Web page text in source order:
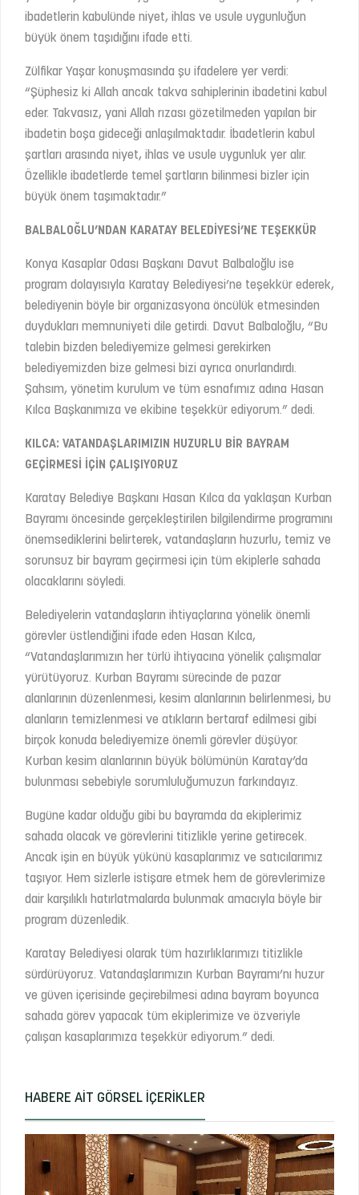
ibadetlerin kabulünde niyet, ihlas ve usule uygunluğun
büyük önem taşıdığını ifade etti.
Zülfikar Yaşar konuşmasında şu ifadelere yer verdi:
“Şüphesiz ki Allah ancak takva sahiplerinin ibadetini kabul
eder. Takvasız, yani Allah rızası gözetilmeden yapılan bir
ibadetin boşa gideceği anlaşılmaktadır. İbadetlerin kabul
şartları arasında niyet, ihlas ve usule uygunluk yer alır.
Özellikle ibadetlerde temel şartların bilinmesi bizler için
büyük önem taşımaktadır.”
BALBALOĞLU’NDAN KARATAY BELEDİYESİ’NE TEŞEKKÜR
Konya Kasaplar Odası Başkanı Davut Balbaloğlu ise
program dolayısıyla Karatay Belediyesi’ne teşekkür ederek,
belediyenin böyle bir organizasyona öncülük etmesinden
duydukları memnuniyeti dile getirdi. Davut Balbaloğlu, “Bu
talebin bizden belediyemize gelmesi gerekirken
belediyemizden bize gelmesi bizi ayrıca onurlandırdı.
Şahsım, yönetim kurulum ve tüm esnafımız adına Hasan
Kılca Başkanımıza ve ekibine teşekkür ediyorum.” dedi.
KILCA: VATANDAŞLARIMIZIN HUZURLU BİR BAYRAM
GEÇİRMESİ İÇİN ÇALIŞIYORUZ
Karatay Belediye Başkanı Hasan Kılca da yaklaşan Kurban
Bayramı öncesinde gerçekleştirilen bilgilendirme programını
önemsediklerini belirterek, vatandaşların huzurlu, temiz ve
sorunsuz bir bayram geçirmesi için tüm ekiplerle sahada
olacaklarını söyledi.
Belediyelerin vatandaşların ihtiyaçlarına yönelik önemli
görevler üstlendiğini ifade eden Hasan Kılca,
“Vatandaşlarımızın her türlü ihtiyacına yönelik çalışmalar
yürütüyoruz. Kurban Bayramı sürecinde de pazar
alanlarının düzenlenmesi, kesim alanlarının belirlenmesi, bu
alanların temizlenmesi ve atıkların bertaraf edilmesi gibi
birçok konuda belediyemize önemli görevler düşüyor.
Kurban kesim alanlarının büyük bölümünün Karatay’da
bulunması sebebiyle sorumluluğumuzun farkındayız.
Bugüne kadar olduğu gibi bu bayramda da ekiplerimiz
sahada olacak ve görevlerini titizlikle yerine getirecek.
Ancak işin en büyük yükünü kasaplarımız ve satıcılarımız
taşıyor. Hem sizlerle istişare etmek hem de görevlerimize
dair karşılıklı hatırlatmalarda bulunmak amacıyla böyle bir
program düzenledik.
Karatay Belediyesi olarak tüm hazırlıklarımızı titizlikle
sürdürüyoruz. Vatandaşlarımızın Kurban Bayramı’nı huzur
ve güven içerisinde geçirebilmesi adına bayram boyunca
sahada görev yapacak tüm ekiplerimize ve özveriyle
çalışan kasaplarımıza teşekkür ediyorum.” dedi.
HABERE AIT GÖRSEL İÇERIKLER